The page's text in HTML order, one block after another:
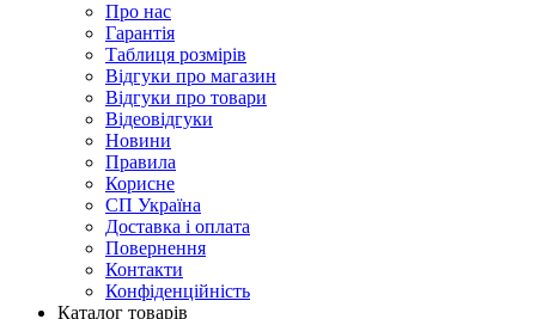
Про нас
Гарантія
Таблиця розмірів
Відгуки про магазин
Відгуки про товари
Відеовідгуки
Новини
Правила
Корисне
СП Україна
Доставка і оплата
Повернення
Контакти
Конфіденційність
Каталог товарів